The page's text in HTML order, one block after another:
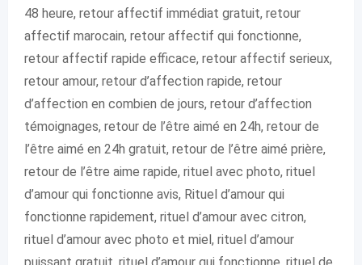
48 heure, retour affectif immédiat gratuit, retour
affectif marocain, retour affectif qui fonctionne,
retour affectif rapide efficace, retour affectif serieux,
retour amour, retour d’affection rapide, retour
d’affection en combien de jours, retour d’affection
témoignages, retour de l’être aimé en 24h, retour de
l’être aimé en 24h gratuit, retour de l’être aimé prière,
retour de l’être aime rapide, rituel avec photo, rituel
d’amour qui fonctionne avis, Rituel d’amour qui
fonctionne rapidement, rituel d’amour avec citron,
rituel d’amour avec photo et miel, rituel d’amour